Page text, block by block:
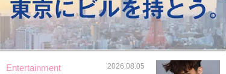
Entertainment 2026.08.05